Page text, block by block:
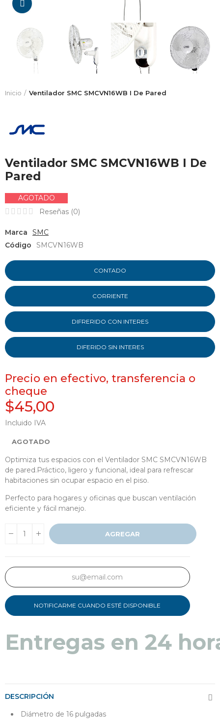
Inicio Ventilador SMC SMCVN16WB I De Pared
Ventilador SMC SMCVN16WB I De
Pared
AGOTADO
Reseñas (0)
Marca
SMC
Código
SMCVN16WB
CONTADO
CORRIENTE
DIFRERIDO CON INTERES
DIFERIDO SIN INTERES
Precio en efectivo, transferencia o
cheque
$45,00
Incluido IVA
AGOTADO
Optimiza tus espacios con el Ventilador SMC SMCVN16WB
de pared.Práctico, ligero y funcional, ideal para refrescar
habitaciones sin ocupar espacio en el piso.
Perfecto para hogares y oficinas que buscan ventilación
eficiente y fácil manejo.
AGREGAR
NOTIFICARME CUANDO ESTÉ DISPONIBLE
Entregas en 24
DESCRIPCIÓN
Diámetro de 16 pulgadas